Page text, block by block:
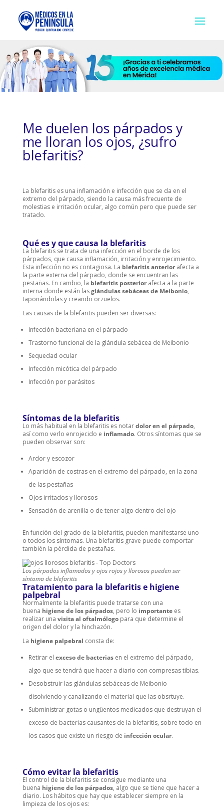
Me duelen los párpados y
me lloran los ojos, ¿sufro
blefaritis?
La blefaritis es una inflamación e infección que se da en el
extremo del párpado, siendo la causa más frecuente de
molestias e irritación ocular, algo común pero que puede ser
tratado.
Qué es y que causa la blefaritis
La blefaritis se trata de una infección en el borde de los
párpados, que causa inflamación, irritación y enrojecimiento.
Esta infección no es contagiosa. La blefaritis anteriorafecta a
la parte externa del párpado, donde se encuentran las
pestañas. En cambio, la blefaritis posteriorafecta a la parte
interna donde están lasglándulas sebáceas de Meibonio,
taponándolas y creando orzuelos.
Las causas de la blefaritis pueden ser diversas:
Infección bacteriana en el párpado
Trastorno funcional de la glándula sebácea de Meibonio
Sequedad ocular
Infección micótica del párpado
Infección por parásitos
Síntomas de la blefaritis
Lo más habitual en la blefaritis es notardolor en el párpado,
así como verlo enrojecido e inflamado. Otros síntomas que se
pueden observar son:
Ardor y escozor
Aparición de costras en el extremo del párpado, en la zona
de las pestañas
Ojos irritados y llorosos
Sensación de arenilla o de tener algo dentro del ojo
En función del grado de la blefaritis, pueden manifestarse uno
o todos los síntomas. Una blefaritis grave puede comportar
también la pérdida de pestañas.
Los párpados inflamados y ojos rojos y llorosos pueden ser
síntoma de blefaritis
Tratamiento para la blefaritis e higiene
palpebral
Normalmente la blefaritis puede tratarse con una
buena higiene de los párpados, pero lo importantees
realizar una visita al oftalmólogopara que determine el
origen del dolor y la hinchazón.
La higiene palpebral consta de:
Retirar el exceso de bacteriasen el extremo del párpado,
algo que se tendrá que hacer a diario con compresas tibias.
Desobstruir las glándulas sebáceas de Meibonio
disolviendo y canalizando el material que las obsrtuye.
Subministrar gotas o ungüentos medicados que destruyan el
exceso de bacterias causantes de la blefaritis, sobre todo en
los casos que existe un riesgo de infección ocular.
Cómo evitar la blefaritis
El control de la blefaritis se consigue mediante una
buena higiene de los párpados, algo que se tiene que hacer a
diario. Los hábitos que hay que establecer siempre en la
limpieza de los ojos es: